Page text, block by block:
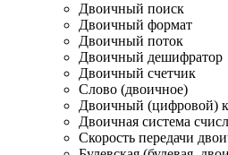
Двоичный поиск
Двоичный формат
Двоичный поток
Двоичный дешифратор
Двоичный счетчик
Слово (двоичное)
Двоичный (цифровой)
Двоичная система
Скорость передачи